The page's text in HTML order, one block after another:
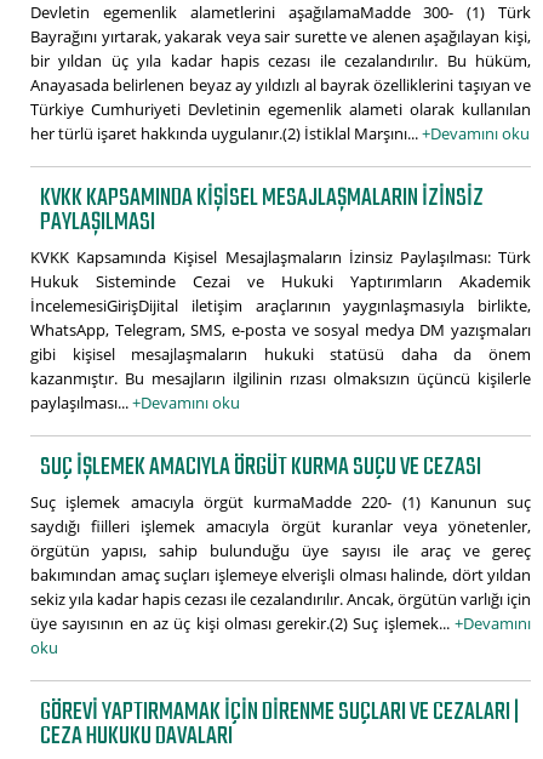
Devletin egemenlik alametlerini aşağılamaMadde 300- (1) Türk
Bayrağını yırtarak, yakarak veya sair surette ve alenen aşağılayan kişi,
bir yıldan üç yıla kadar hapis cezası ile cezalandırılır. Bu hüküm,
Anayasada belirlenen beyaz ay yıldızlı al bayrak özelliklerini taşıyan ve
Türkiye Cumhuriyeti Devletinin egemenlik alameti olarak kullanılan
her türlü işaret hakkında uygulanır.(2) İstiklal Marşını...+Devamını oku
KVKK KAPSAMINDA KIŞISEL MESAJLAŞMALARIN İZINSIZ
PAYLAŞILMASI
KVKK Kapsamında Kişisel Mesajlaşmaların İzinsiz Paylaşılması: Türk
Hukuk Sisteminde Cezai ve Hukuki Yaptırımların Akademik
İncelemesiGirişDijital iletişim araçlarının yaygınlaşmasıyla birlikte,
WhatsApp, Telegram, SMS, e-posta ve sosyal medya DM yazışmaları
gibi kişisel mesajlaşmaların hukuki statüsü daha da önem
kazanmıştır. Bu mesajların ilgilinin rızası olmaksızın üçüncü kişilerle
paylaşılması...+Devamını oku
SUÇ IŞLEMEK AMACIYLA ÖRGÜT KURMA SUÇU VE CEZASI
Suç işlemek amacıyla örgüt kurmaMadde 220- (1) Kanunun suç
saydığı fiilleri işlemek amacıyla örgüt kuranlar veya yönetenler,
örgütün yapısı, sahip bulunduğu üye sayısı ile araç ve gereç
bakımından amaç suçları işlemeye elverişli olması halinde, dört yıldan
sekiz yıla kadar hapis cezası ile cezalandırılır. Ancak, örgütün varlığı için
üye sayısının en az üç kişi olması gerekir.(2) Suç işlemek... +Devamını
oku
GÖREVI YAPTIRMAMAK IÇIN DIRENME SUÇLARI VE CEZALARI |
CEZA HUKUKU DAVALARI